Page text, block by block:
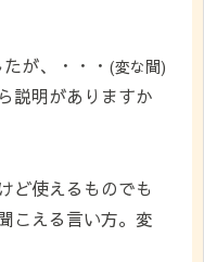
が、・・・ (変な間)
説明がありますか
ど使えるものでも
こえる言い方。変